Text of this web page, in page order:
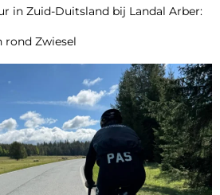
in Zuid-Duitsland bij Landal Arber:
rond Zwiesel